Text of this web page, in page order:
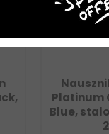
Nauszniki
Platinum Crystal
Blue,